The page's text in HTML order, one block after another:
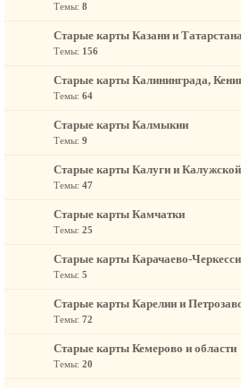
Темы: 8
Старые карты Казани и Татарстана
Темы: 156
Старые карты Калининграда,
Темы: 64
Старые карты Калмыкии
Темы: 9
Старые карты Калуги и Калужской
Темы: 47
Старые карты Камчатки
Темы: 25
Старые карты Карачаево-
Темы: 5
Старые карты Карелии и
Темы: 72
Старые карты Кемерово и области
Темы: 20